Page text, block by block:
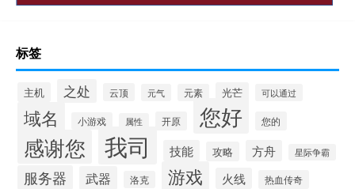
标签
主机 之处 云顶 元气 元素 光芒 可以通过
域名 小游戏 属性 开原 您好 您的
感谢您 我司 技能 攻略 方舟 星际争霸
服务器 武器 洛克 游戏 火线 热血传奇